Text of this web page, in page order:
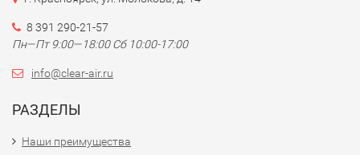
8 391 290-21-57
Пн—Пт 9:00—18:00 Сб 10:00-17:00
info@clear-air.ru
РАЗДЕЛЫ
Наши преимущества